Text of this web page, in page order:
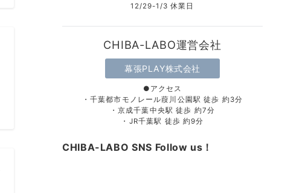
12/29-1/3 休業日
CHIBA-LABO運営会社
幕張PLAY株式会社
●アクセス
・千葉都市モノレール葭川公園駅 徒歩 約3分
・京成千葉中央駅 徒歩 約7分
・JR千葉駅 徒歩 約9分
CHIBA-LABO SNS Follow us！